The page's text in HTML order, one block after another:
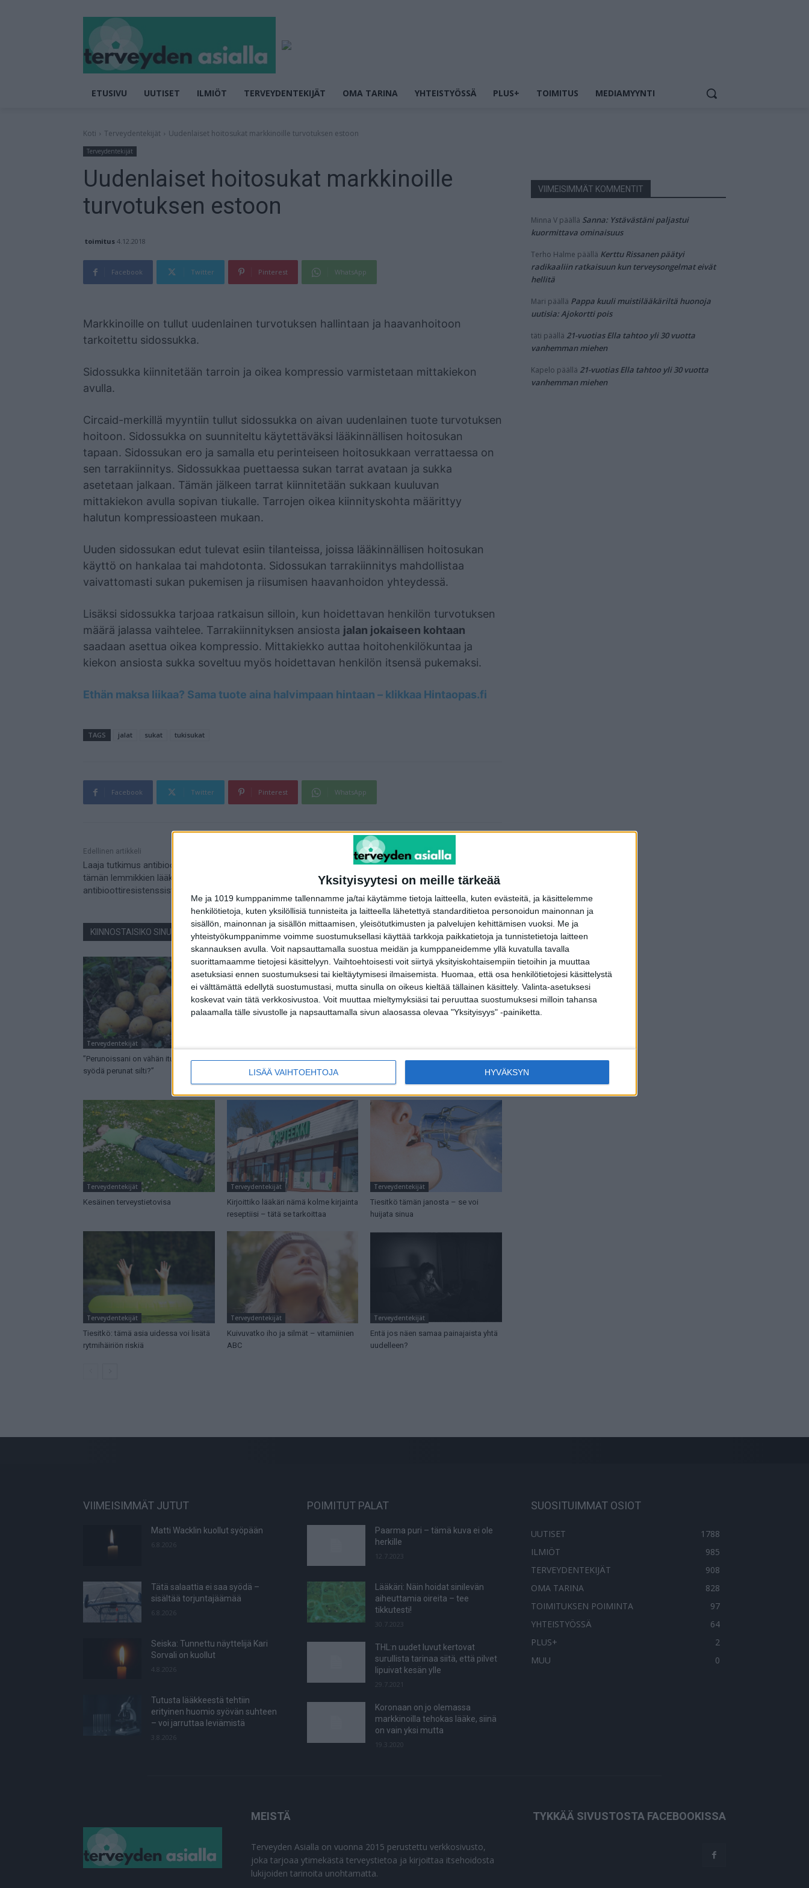
Yksityisyytesi on meille tärkeää
Me ja 1019 kumppanimme tallennamme ja/tai käytämme tietoja laitteella, kuten evästeitä, ja käsittelemme
henkilötietoja, kuten yksilöllisiä tunnisteita ja laitteella lähetettyä standarditietoa personoidun mainonnan ja
sisällön, mainonnan ja sisällön mittaamisen, yleisötutkimusten ja palvelujen kehittämisen vuoksi. Me ja
yhteistyökumppanimme voimme suostumuksellasi käyttää tarkkoja paikkatietoja ja tunnistetietoja laitteen
skannauksen avulla. Voit napsauttamalla suostua meidän ja kumppaneidemme yllä kuvatulla tavalla
suorittamaamme tietojesi käsittelyyn. Vaihtoehtoisesti voit siirtyä yksityiskohtaisempiin tietoihin ja muuttaa
asetuksiasi ennen suostumuksesi tai kieltäytymisesi ilmaisemista.
Huomaa, että osa henkilötietojesi käsittelystä
ei välttämättä edellytä suostumustasi, mutta sinulla on oikeus kieltää tällainen käsittely. Valinta-asetuksesi
koskevat vain tätä verkkosivustoa. Voit muuttaa mieltymyksiäsi tai peruuttaa suostumuksesi milloin tahansa
palaamalla tälle sivustolle ja napsauttamalla sivun alaosassa olevaa "Yksityisyys" -painiketta.
LISÄÄ VAIHTOEHTOJA HYVÄKSYN
ETUSIVU UUTISET ILMIÖT TERVEYDENTEKIJÄT OMA TARINA YHTEISTYÖSSÄ PLUS+ TOIMITUS MEDIAMYYNTI
Koti Terveydentekijät Uudenlaiset hoitosukat markkinoille turvotuksen estoon
Terveydentekijät
Uudenlaiset hoitosukat markkinoille
turvotuksen estoon
toimitus 4.12.2018
Facebook Twitter Pinterest WhatsApp
Markkinoille on tullut uudenlainen turvotuksen hallintaan ja haavanhoitoon
tarkoitettu sidossukka.
Sidossukka kiinnitetään tarroin ja oikea kompressio varmistetaan mittakiekon
avulla.
Circaid-merkillä myyntiin tullut sidossukka on aivan uudenlainen tuote turvotuksen
hoitoon. Sidossukka on suunniteltu käytettäväksi lääkinnällisen hoitosukan
tapaan. Sidossukan ero ja samalla etu perinteiseen hoitosukkaan verrattaessa on
sen tarrakiinnitys. Sidossukkaa puettaessa sukan tarrat avataan ja sukka
asetetaan jalkaan. Tämän jälkeen tarrat kiinnitetään sukkaan kuuluvan
mittakiekon avulla sopivan tiukalle. Tarrojen oikea kiinnityskohta määrittyy
halutun kompressioasteen mukaan.
Uuden sidossukan edut tulevat esiin tilanteissa, joissa lääkinnällisen hoitosukan
käyttö on hankalaa tai mahdotonta. Sidossukan tarrakiinnitys mahdollistaa
vaivattomasti sukan pukemisen ja riisumisen haavanhoidon yhteydessä.
Lisäksi sidossukka tarjoaa ratkaisun silloin, kun hoidettavan henkilön turvotuksen
määrä jalassa vaihtelee. Tarrakiinnityksen ansiosta jalan jokaiseen kohtaan
saadaan asettua oikea kompressio. Mittakiekko auttaa hoitohenkilökuntaa ja
kiekon ansiosta sukka soveltuu myös hoidettavan henkilön itsensä pukemaksi.
Ethän maksa liikaa? Sama tuote aina halvimpaan hintaan – klikkaa Hintaopas.fi
TAGS jalat sukat tukisukat
Facebook Twitter Pinterest WhatsApp
Mainos
Edellinen artikkeli
Laaja tutkimus antibioottien käytöstä: Tiesitkö
tämän lemmikkien lääkinnästä ja
antibioottiresistenssista?
Seuraava artikkeli
Suomessa kehiteltiin rasvanpolttotesti: Kertoo heti
mihin suuntaan laihduttaessa ollaan menossa
KIINNOSTAISIKO SINUA NÄMÄ JUTUT?
Terveydentekijät
”Perunoissani on vähän ituja – voinko
syödä perunat silti?”
Tiedätkö nämä rintasyövän
erikoisemmat oireet?
Salakavala glaukooma etenee hiljaa –
suomalaislöytö voi paljastaa riskin
ajoissa
Terveydentekijät
Kesäinen terveystietovisa
Terveydentekijät
Kirjoittiko lääkäri nämä kolme kirjainta
reseptiisi – tätä se tarkoittaa
Terveydentekijät
Tiesitkö tämän janosta – se voi
huijata sinua
Terveydentekijät
Tiesitkö: tämä asia uidessa voi lisätä
rytmihäiriön riskiä
Terveydentekijät
Kuivuvatko iho ja silmät – vitamiinien
ABC
Terveydentekijät
Entä jos näen samaa painajaista yhtä
uudelleen?
VIIMEISIMMÄT KOMMENTIT
Minna V päällä Sanna: Ystävästäni paljastui
kuormittava ominaisuus
Terho Halme päällä Kerttu Rissanen päätyi
radikaaliin ratkaisuun kun terveysongelmat eivät
hellitä
Mari päällä Pappa kuuli muistilääkäriltä huonoja
uutisia: Ajokortti pois
täti päällä 21-vuotias Ella tahtoo yli 30 vuotta
vanhemman miehen
Kapelo päällä 21-vuotias Ella tahtoo yli 30 vuotta
vanhemman miehen
VIIMEISIMMÄT JUTUT
Matti Wacklin kuollut syöpään
6.8.2026
Tätä salaattia ei saa syödä –
sisältää torjuntajäämää
6.8.2026
Seiska: Tunnettu näyttelijä Kari
Sorvali on kuollut
4.8.2026
Tutusta lääkkeestä tehtiin
erityinen huomio syövän suhteen
– voi jarruttaa leviämistä
3.8.2026
POIMITUT PALAT
Paarma puri – tämä kuva ei ole
herkille
12.7.2023
Lääkäri: Näin hoidat sinilevän
aiheuttamia oireita – tee
tikkutesti!
30.7.2023
THL:n uudet luvut kertovat
surullista tarinaa siitä, että pilvet
lipuivat kesän ylle
29.7.2021
Koronaan on jo olemassa
markkinoilla tehokas lääke, siinä
on vain yksi mutta
19.3.2020
SUOSITUIMMAT OSIOT
UUTISET
1788
ILMIÖT
985
TERVEYDENTEKIJÄT
908
OMA TARINA
828
TOIMITUKSEN POIMINTA
97
YHTEISTYÖSSÄ
64
PLUS+
2
MUU
0
MEISTÄ
Terveyden Asialla on vuonna 2015 perustettu verkkosivusto,
joka tarjoaa ytimekästä terveystietoa ja kirjoittaa itsehoidosta
lukijoiden tarinoita unohtamatta.
TYKKÄÄ SIVUSTOSTA FACEBOOKISSA